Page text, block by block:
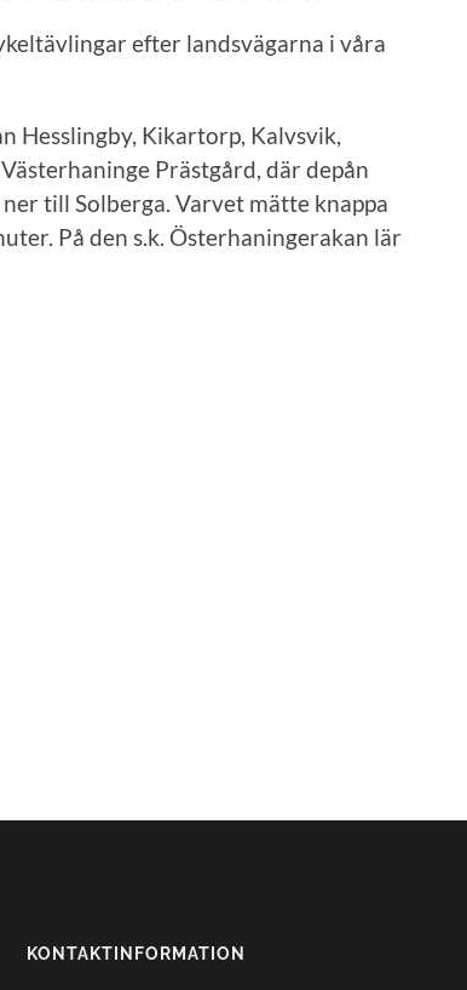
efter landsvägarna i våra
Hesslingby, Kikartorp, Kalvsvik,
Prästgård, där depån
till Solberga. Varvet mätte knappa
På den s.k. Österhaningerakan lär
KONTAKTINFORMATION